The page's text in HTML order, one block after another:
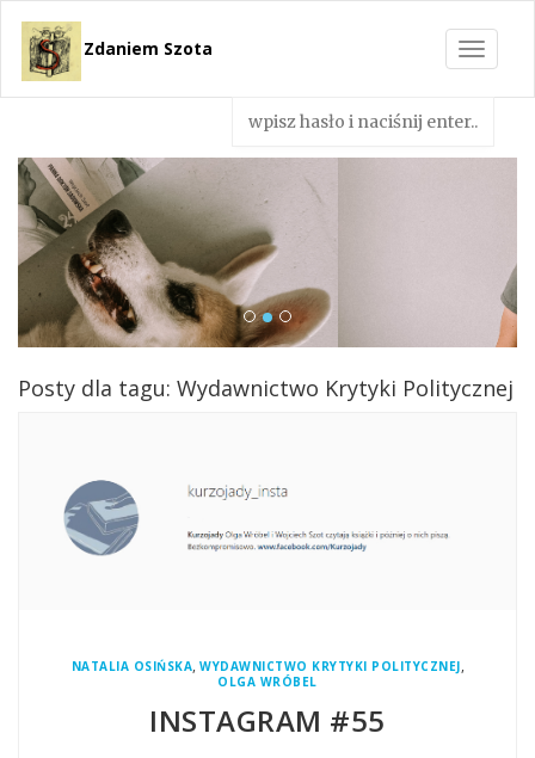
Toggle
Zdaniem Szota
Posty dla tagu: Wydawnictwo Krytyki Politycznej
NATALIA OSIŃSKA, WYDAWNICTWO KRYTYKI POLITYCZNEJ,
OLGA WRÓBEL
INSTAGRAM #55